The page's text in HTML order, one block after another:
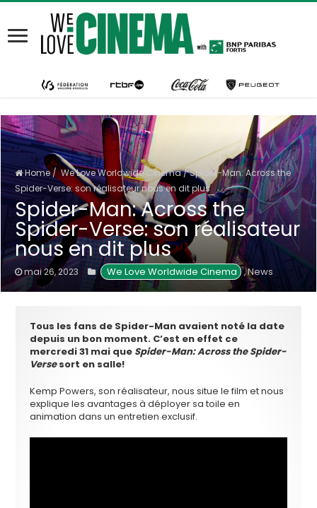
Home/We Love Worldwide Cinema/Spider-Man: Across the
Spider-Verse: son réalisateur nous en dit plus
Spider-Man: Across the
Spider-Verse: son réalisateur
nous en dit plus
mai 26, 2023 We Love Worldwide Cinema ,News
Tous les fans de Spider-Man avaient noté la date
depuis un bon moment. C’est en effet ce
mercredi 31 mai que Spider-Man: Across the Spider-
Versesort en salle!
Kemp Powers, son réalisateur, nous situe le film et nous
explique les avantages à déployer sa toile en
animation dans un entretien exclusif.